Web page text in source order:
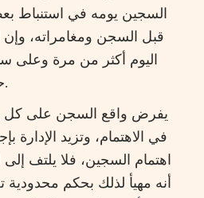
السجين يومه في استنباط
قبل السجن ومغامراته، وإن
اليوم أكثر من مرة وعلى
حقائق السجن في تونس.
يفرض واقع السجن على كل
في الاهتمام، وتزيد الإدارة
اهتمام السجين، فلا يلتف
أنه مهيأ لذلك بحكم محدودية